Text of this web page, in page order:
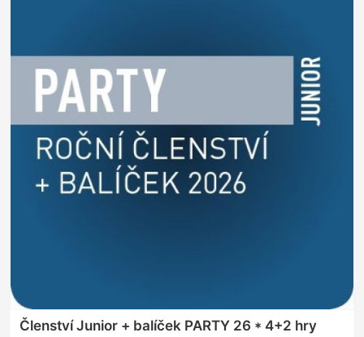
Členství Junior + balíček PARTY 26 * 4+2 hry